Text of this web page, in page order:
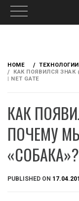
content
HOME
ТЕХНОЛОГИИ
КАК ПОЯВИЛСЯ
| NET GATE
КАК
ПОЧЕМУ
«СОБАКА»?
PUBLISHED ON